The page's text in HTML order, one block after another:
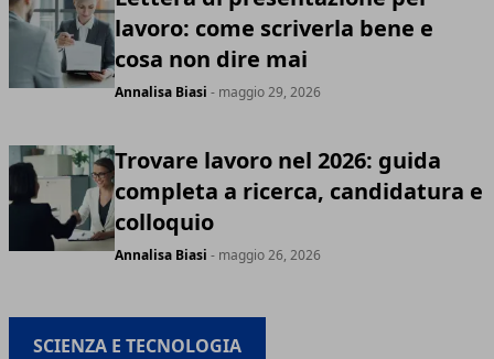
lavoro: come scriverla bene e
cosa non dire mai
Annalisa Biasi - maggio 29, 2026
Trovare lavoro nel 2026: guida
completa a ricerca, candidatura e
colloquio
Annalisa Biasi - maggio 26, 2026
SCIENZA E TECNOLOGIA